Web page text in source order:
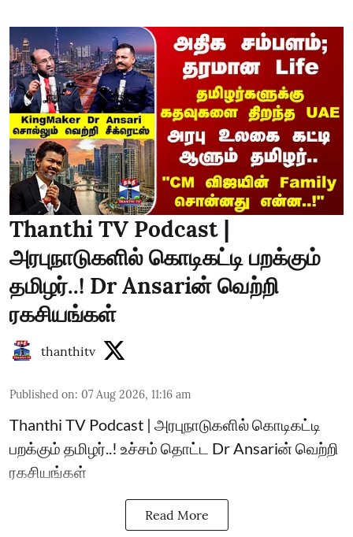
Thanthi TV Podcast |
அரபுநாடுகளில் கொடிகட்டி பறக்கும்
தமிழர்..! Dr Ansariன் வெற்றி
ரகசியங்கள்
thanthitv
Published on: 07 Aug 2026, 11:16 am
Thanthi TV Podcast | அரபுநாடுகளில் கொடிகட்டி
பறக்கும் தமிழர்..! உச்சம் தொட்ட Dr Ansariன் வெற்றி
ரகசியங்கள்
Read More